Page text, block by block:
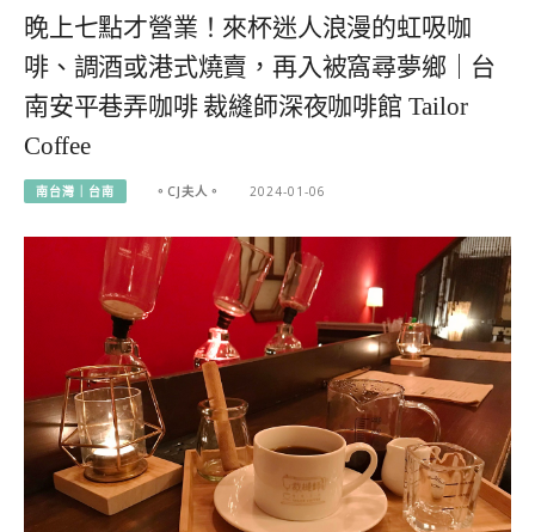
晚上七點才營業！來杯迷人浪漫的虹吸咖
啡、調酒或港式燒賣，再入被窩尋夢鄉｜台
南安平巷弄咖啡 裁縫師深夜咖啡館 Tailor
Coffee
南台灣｜台南 。CJ夫人。 2024-01-06